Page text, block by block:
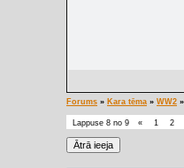
Forums » Kara tēma » WW2 »
Lappuse 8 no 9 « 1 2